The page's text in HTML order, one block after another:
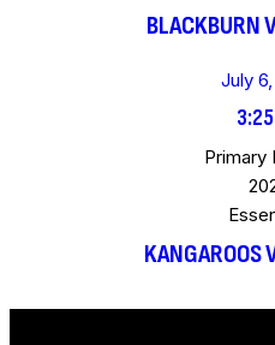
BLACKBURN
July
Primary
KANGAROOS